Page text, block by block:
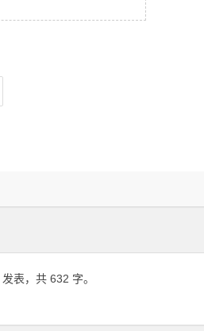
发表，共 632 字。